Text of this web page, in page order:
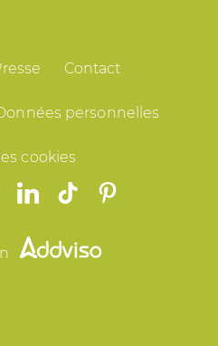
Contact
personnelles
cookies